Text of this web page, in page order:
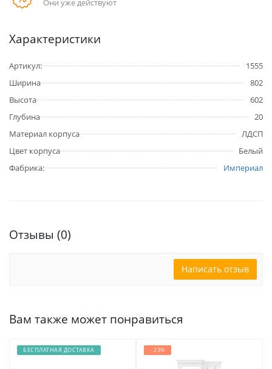
Они уже действуют
Характеристики
Артикул:
1555
Ширина
802
Высота
602
Глубина
20
Материал корпуса
ЛДСП
Цвет корпуса
Белый
Фабрика:
Империал
Отзывы (0)
Написать отзыв
Вам также может понравиться
БЕСПЛАТНАЯ ДОСТАВКА - 23%